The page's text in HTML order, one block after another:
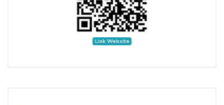
Link Website